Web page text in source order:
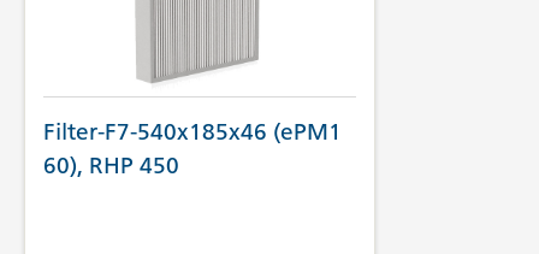
Filter-F7-540x185x46 (ePM1
60), RHP 450